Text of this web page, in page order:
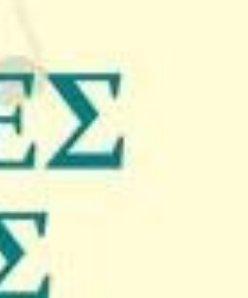
Κωδικός Ευδόξου
ISBN